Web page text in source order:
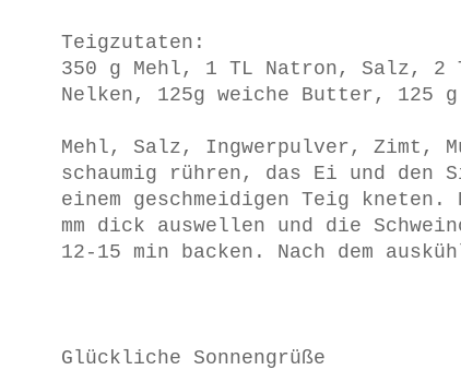
Teigzutaten:
350 g Mehl, 1 TL Natron, Salz, 2
Nelken, 125g weiche Butter, 125
Mehl, Salz, Ingwerpulver, Zimt,
schaumig rühren, das Ei und den
einem geschmeidigen Teig
mm dick auswellen und die
12-15 min backen. Nach dem
Glückliche Sonnengrüße